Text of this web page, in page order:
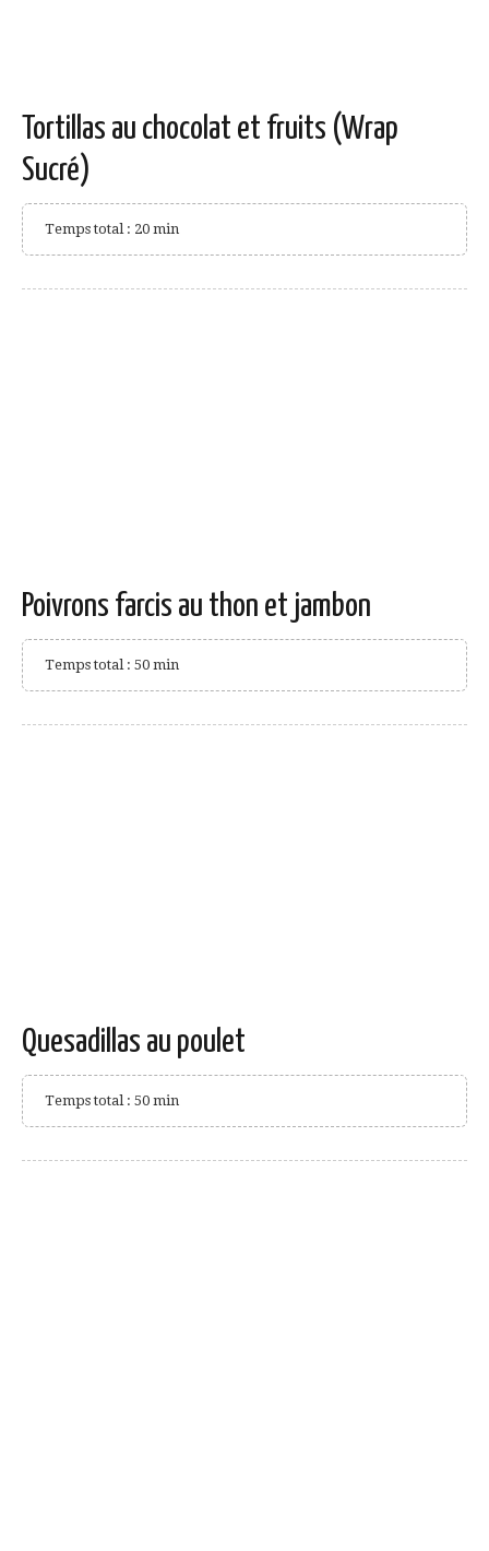
Tortillas au chocolat et fruits (Wrap
Sucré)
Temps total : 20 min
Poivrons farcis au thon et jambon
Temps total : 50 min
Quesadillas au poulet
Temps total : 50 min